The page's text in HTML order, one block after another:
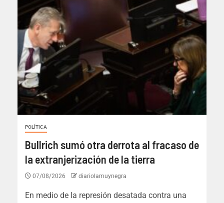
POLÍTICA
Bullrich sumó otra derrota al fracaso de
la extranjerización de la tierra
07/08/2026 diariolamuynegra
En medio de la represión desatada contra una